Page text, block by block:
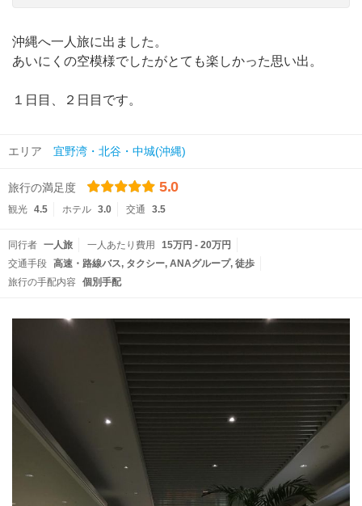
沖縄へ一人旅に出ました。
あいにくの空模様でしたがとても楽しかった思い出。
１日目、２日目です。
エリア 宜野湾・北谷・中城(沖縄)
旅行の満足度 5.0
観光 4.5 ホテル 3.0 交通 3.5
同行者 一人旅 一人あたり費用
15万円 - 20万円
交通手段 高速・路線バス タクシー ANAグループ 徒歩
旅行の手配内容
個別手配